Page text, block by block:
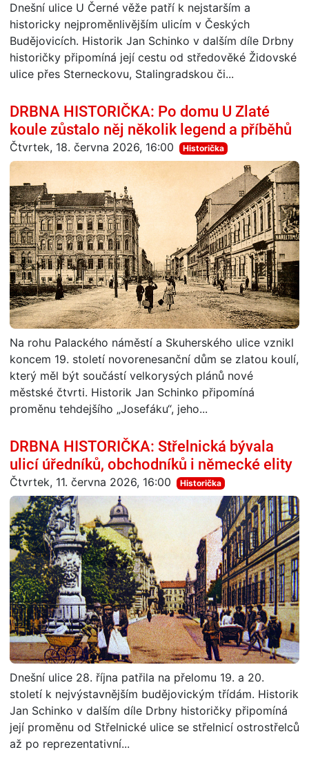
Dnešní ulice U Černé věže patří k nejstarším a
historicky nejproměnlivějším ulicím v Českých
Budějovicích. Historik Jan Schinko v dalším díle Drbny
historičky připomíná její cestu od středověké Židovské
ulice přes Sterneckovu, Stalingradskou či...
DRBNA HISTORIČKA: Po domu U Zlaté
koule zůstalo něj několik legend a příběhů
Čtvrtek, 18. června 2026, 16:00 Historička
Na rohu Palackého náměstí a Skuherského ulice vznikl
koncem 19. století novorenesanční dům se zlatou koulí,
který měl být součástí velkorysých plánů nové
městské čtvrti. Historik Jan Schinko připomíná
proměnu tehdejšího „Josefáku“, jeho...
DRBNA HISTORIČKA: Střelnická bývala
ulicí úředníků, obchodníků i německé elity
Čtvrtek, 11. června 2026, 16:00 Historička
Dnešní ulice 28. října patřila na přelomu 19. a 20.
století k nejvýstavnějším budějovickým třídám. Historik
Jan Schinko v dalším díle Drbny historičky připomíná
její proměnu od Střelnické ulice se střelnicí ostrostřelců
až po reprezentativní...